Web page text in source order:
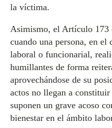
la víctima.
Asimismo, el Artículo 173
cuando una persona, en el
laboral o funcionarial,
humillantes de forma
aprovechándose de su
actos no llegan a
suponen un grave acoso
bienestar en el ámbito